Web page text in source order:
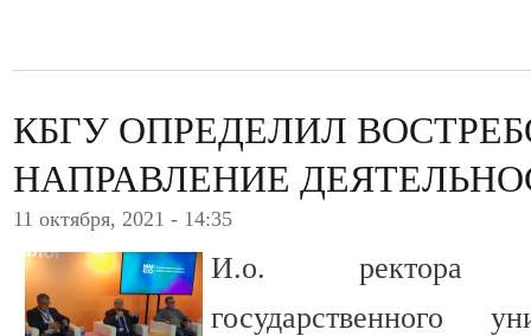
КБГУ ОПРЕДЕЛИЛ
НАПРАВЛЕНИЕ
11 октября, 2021 - 14:35
И.о. ректора
государственного